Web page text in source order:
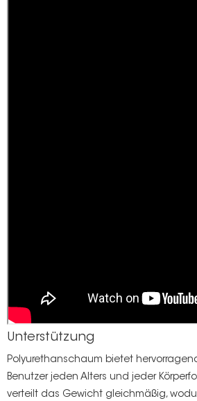
Unterstützung
Polyurethanschaum bietet
Benutzer jeden Alters und jeder
verteilt das Gewicht gleichmäßig,